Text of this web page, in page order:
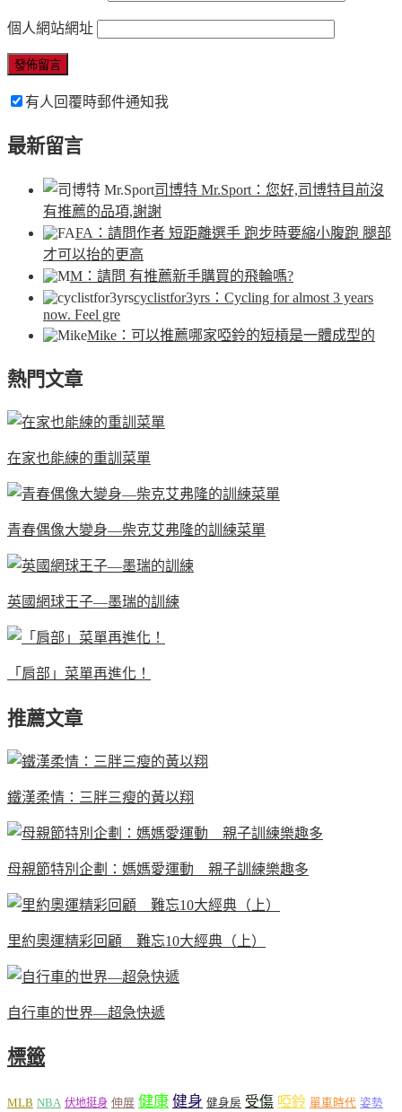
個人網站網址
有人回覆時郵件通知我
最新留言
司博特 Mr.Sport ：您好,司博特目前沒
有推薦的品項,謝謝
FA ：請問作者 短距離選手 跑步時要縮小腹跑 腿部
才可以抬的更高
M ：請問 有推薦新手購買的飛輪嗎?
cyclistfor3yrs ：Cycling for almost 3 years
now. Feel gre
Mike ：可以推薦哪家啞鈴的短槓是一體成型的
熱門文章
在家也能練的重訓菜單
青春偶像大變身—柴克艾弗隆的訓練菜單
英國網球王子—墨瑞的訓練
「肩部」菜單再進化！
推薦文章
鐵漢柔情：三胖三瘦的黃以翔
母親節特別企劃：媽媽愛運動 親子訓練樂趣多
里約奧運精彩回顧 難忘10大經典（上）
自行車的世界—超急快遞
標籤
MLB NBA 伏地挺身 伸展 健康 健身 健身房 受傷 啞鈴 單車時代 姿勢